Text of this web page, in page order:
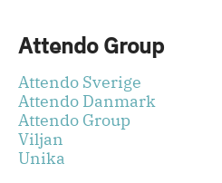
Attendo Group
Attendo Sverige
Attendo Danmark
Attendo Group
Viljan
Unika